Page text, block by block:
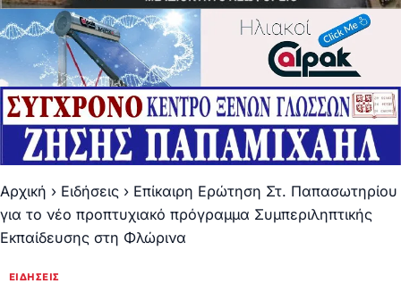
Αρχική › Ειδήσεις › Επίκαιρη Ερώτηση Στ. Παπασωτηρίου
για το νέο προπτυχιακό πρόγραμμα Συμπεριληπτικής
Εκπαίδευσης στη Φλώρινα
ΕΙΔΉΣΕΙΣ